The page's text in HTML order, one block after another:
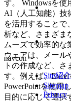
す。 Windowsを使
AI（人工知能）技
を活用することで
析など、さまざま
ムーズで効率的な
ウェアは、メール
トの作成など、
す。例えば、
PowerPointを使用
目的に応じて選択
navcon
Site紹介
Sitemap
Privacy